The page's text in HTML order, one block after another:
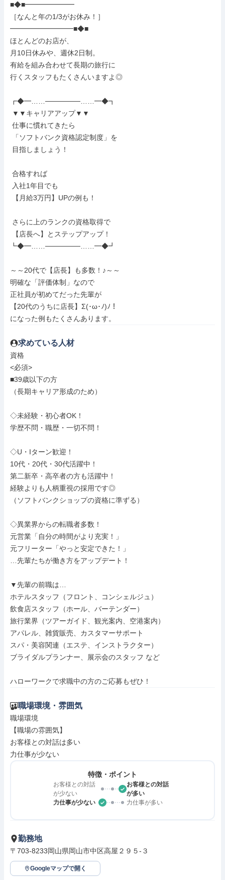
■◆■━━━━━━━
［なんと年の1/3がお休み！］
━━━━━━━━━■◆■
ほとんどのお店が、
月10日休みや、週休2日制。
有給を組み合わせて長期の旅行に
行くスタッフもたくさんいますよ◎
┏◆━……───────……━◆┓
┗◆━……───────……━◆┛
～～20代で【店長】も多数！♪～～
明確な「評価体制」なので
正社員が初めてだった先輩が
【20代のうちに店長】Σ(･ω･ﾉ)ﾉ！
になった例もたくさんあります。
求めている人材
資格
<必須>
■39歳以下の方
（長期キャリア形成のため）
◇未経験・初心者OK！
学歴不問・職歴・一切不問！
◇U・Iターン歓迎！
10代・20代・30代活躍中！
第二新卒・高卒者の方も活躍中！
経験よりも人柄重視の採用です◎
（ソフトバンクショップの資格に準ずる）
◇異業界からの転職者多数！
元営業「自分の時間がより充実！」
元フリーター「やっと安定できた！」
…先輩たちが働き方をアップデート！
▼先輩の前職は…
ホテルスタッフ（フロント、コンシェルジュ）
飲食店スタッフ（ホール、バーテンダー）
旅行業界（ツアーガイド、観光案内、空港案内）
アパレル、雑貨販売、カスタマーサポート
スパ・美容関連（エステ、インストラクター）
ブライダルプランナー、展示会のスタッフ など
ハローワークで求職中の方のご応募もぜひ！
職場環境・雰囲気
職場環境
【職場の雰囲気】
お客様との対話は多い
力仕事が少ない
特徴・ポイント
お客様との対話
が少ない
お客様との対話
が多い
力仕事が少ない
力仕事が多い
勤務地
〒703-8233岡山県岡山市中区高屋２９５‐３
Googleマップで開く